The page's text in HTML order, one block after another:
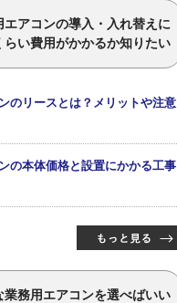
エアコンの導入・入れ替えに
らい費用がかかるか知りたい
のリースとは？メリットや注意
の本体価格と設置にかかる工事
業務用エアコンを選べばいい